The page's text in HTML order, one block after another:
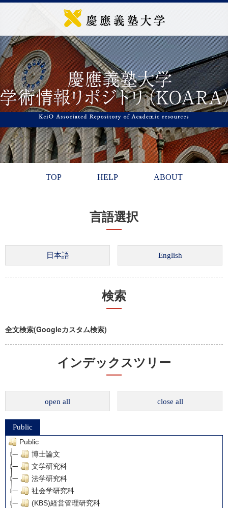
TOP HELP ABOUT
言語選択
検索
全文検索(Googleカスタム検索)
インデックスツリー
open all close all
Public
Public
博士論文
文学研究科
法学研究科
社会学研究科
(KBS)経営管理研究科